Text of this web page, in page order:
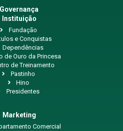
Governança
Instituição
Fundação
e Conquistas
Dependências
de Ouro da Princesa
de Treinamento
Pastinho
Hino
Presidentes
Marketing
Comercial